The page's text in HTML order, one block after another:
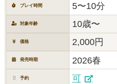
プレイ時間 5〜10分
対象年齢 10歳〜
価格 2,000円
発売時期 2026春
予約 可